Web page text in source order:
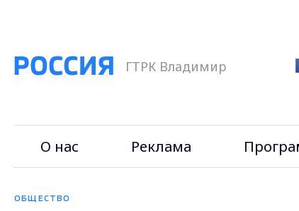
ГТРК Владимир
О нас Реклама
ОБЩЕСТВО